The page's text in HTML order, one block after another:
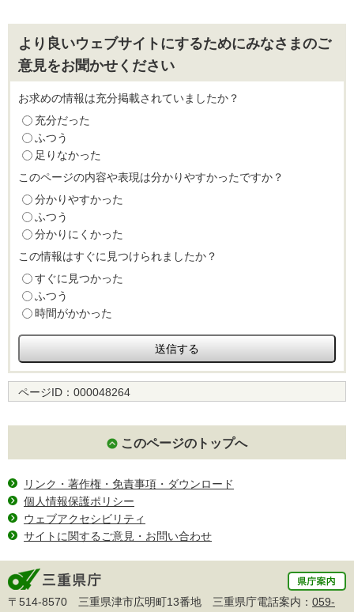
より良いウェブサイトにするためにみなさまのご
意見をお聞かせください
お求めの情報は充分掲載されていましたか？
充分だった
ふつう
足りなかった
このページの内容や表現は分かりやすかったですか？
分かりやすかった
ふつう
分かりにくかった
この情報はすぐに見つけられましたか？
すぐに見つかった
ふつう
時間がかかった
ページID： 000048264
このページのトップへ
リンク・著作権・免責事項・ダウンロード
個人情報保護ポリシー
ウェブアクセシビリティ
サイトに関するご意見・お問い合わせ
〒514-8570 三重県津市広明町13番地 三重県庁電話案内： 059-